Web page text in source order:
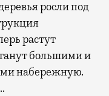
росли под
растут
большими и
набережную.